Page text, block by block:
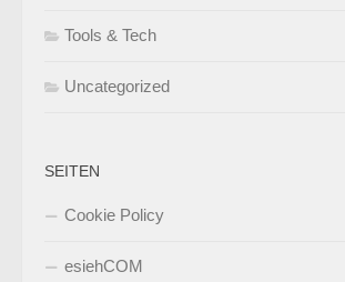
Tools & Tech
Uncategorized
SEITEN
Cookie Policy
esiehCOM